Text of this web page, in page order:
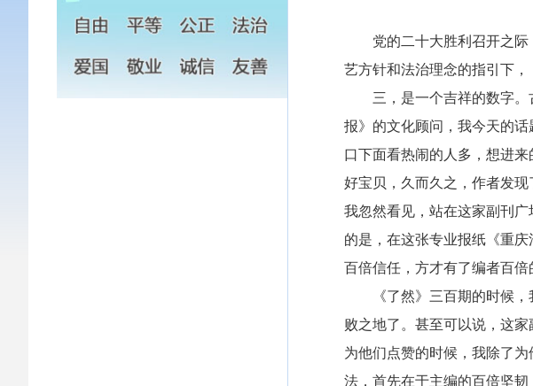
党的二十大胜利召开之际，
艺方针和法治理念的指引下，
三，是一个吉祥的数字。
报》的文化顾问，我今天的
口下面看热闹的人多，想进
好宝贝，久而久之，作者发
我忽然看见，站在这家副刊
的是，在这张专业报纸《重
百倍信任，方才有了编者百倍
《了然》三百期的时候，我
败之地了。甚至可以说，这
为他们点赞的时候，我除了
法，首先在于主编的百倍坚